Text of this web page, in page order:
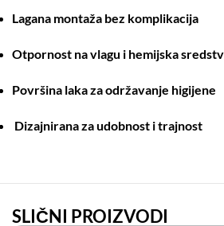
Lagana montaža bez komplikacija
Otpornost na vlagu i hemijska
Površina laka za održavanje higijene
Dizajnirana za udobnost i trajnost
SLIČNI PROIZVODI